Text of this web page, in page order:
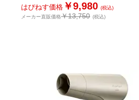
はぴねす価格 ￥9,980 (税込)
メーカー直販価格￥13,750 (税込)